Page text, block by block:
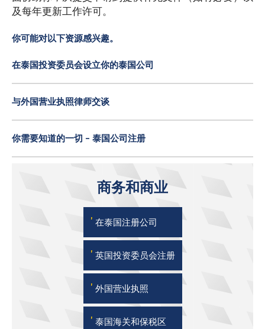
及每年更新工作许可。
你可能对以下资源感兴趣。
在泰国投资委员会设立你的泰国公司
与外国营业执照律师交谈
你需要知道的一切 - 泰国公司注册
商务和商业
' 在泰国注册公司
' 英国投资委员会注册
' 外国营业执照
' 泰国海关和保税区